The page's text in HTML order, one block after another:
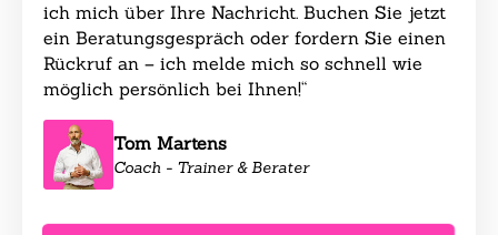
ich mich über Ihre Nachricht. Buchen Sie jetzt
ein Beratungsgespräch oder fordern Sie einen
Rückruf an – ich melde mich so schnell wie
möglich persönlich bei Ihnen!“
Tom Martens
Coach - Trainer & Berater